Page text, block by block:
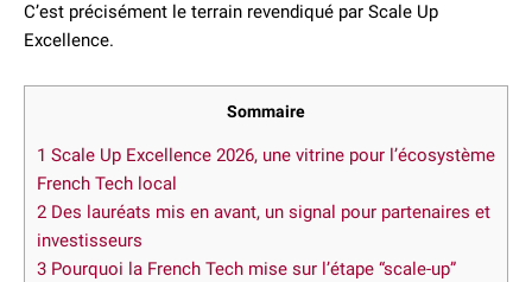
C’est précisément le terrain revendiqué par Scale Up
Excellence.
Sommaire
1 Scale Up Excellence 2026, une vitrine pour l’écosystème
French Tech local
2 Des lauréats mis en avant, un signal pour partenaires et
investisseurs
3 Pourquoi la French Tech mise sur l’étape “scale-up”